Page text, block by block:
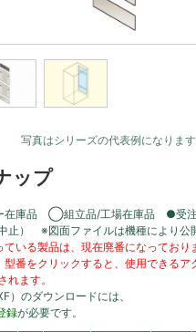
写真はシリーズの代表例になります
ップ
在庫品 ◯組立品/工場在庫品 ●受
止） ※図面ファイルは機種により公
いる製品は、現在廃番になっており
番をクリックすると、使用できるア
れます。
）のダウンロードには、
録が必要です。